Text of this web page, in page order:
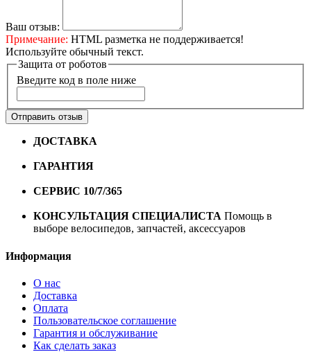
Ваш отзыв:
Примечание: HTML разметка не поддерживается!
Используйте обычный текст.
Защита от роботов
Введите код в поле ниже
Отправить отзыв
ДОСТАВКА
ГАРАНТИЯ
СЕРВИС 10/7/365
КОНСУЛЬТАЦИЯ СПЕЦИАЛИСТА Помощь в
выборе велосипедов, запчастей, аксессуаров
Информация
О нас
Доставка
Оплата
Пользовательское соглашение
Гарантия и обслуживание
Как сделать заказ